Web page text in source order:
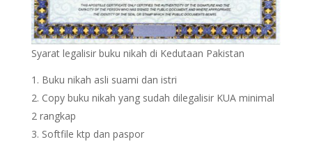
Syarat legalisir buku nikah di Kedutaan Pakistan
Buku nikah asli suami dan istri
Copy buku nikah yang sudah dilegalisir KUA minimal
2 rangkap
Softfile ktp dan paspor